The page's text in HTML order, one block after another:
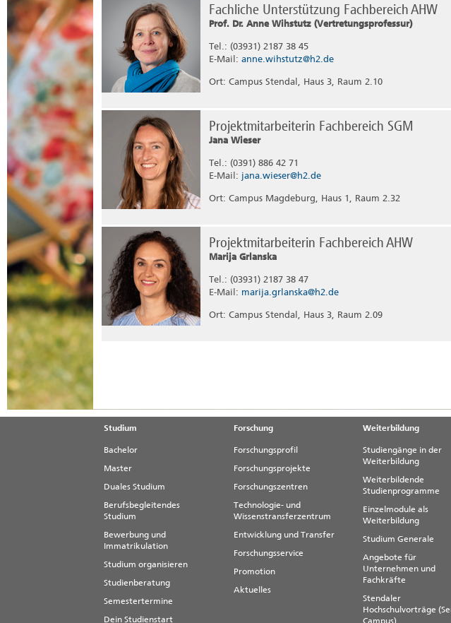
Fachliche Unterstützung Fachbereich AHW
Prof. Dr. Anne Wihstutz (Vertretungsprofessur)
Tel.: (03931) 2187 38 45
E-Mail: anne.wihstutz@h2.de
Ort: Campus Stendal, Haus 3, Raum 2.10
Projektmitarbeiterin Fachbereich SGM
Jana Wieser
Tel.: (0391) 886 42 71
E-Mail: jana.wieser@h2.de
Ort: Campus Magdeburg, Haus 1, Raum 2.32
Projektmitarbeiterin Fachbereich AHW
Marija Grlanska
Tel.: (03931) 2187 38 47
E-Mail: marija.grlanska@h2.de
Ort: Campus Stendal, Haus 3, Raum 2.09
Studium
Bachelor
Master
Duales Studium
Berufsbegleitendes
Studium
Bewerbung und
Immatrikulation
Studium organisieren
Studienberatung
Semestertermine
Dein Studienstart
Forschung
Forschungsprofil
Forschungsprojekte
Forschungszentren
Technologie- und
Wissenstransferzentrum
Entwicklung und Transfer
Forschungsservice
Promotion
Aktuelles
Weiterbildung
Studiengänge in der
Weiterbildung
Weiterbildende
Studienprogramme
Einzelmodule als
Weiterbildung
Studium Generale
Angebote für
Unternehmen und
Fachkräfte
Stendaler
Hochschulvorträge